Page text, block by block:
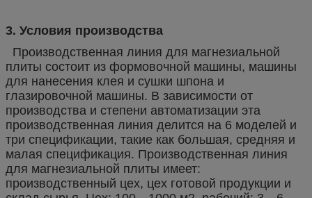
3. Условия производства
Производственная линия для магнезиальной
плиты состоит из формовочной машины, машины
для нанесения клея и сушки шпона и
глазировочной машины. В зависимости от
производства и степени автоматизации эта
производственная линия делится на 6 моделей и
три спецификации, такие как большая, средняя и
малая спецификация. Производственная линия
для магнезиальной плиты имеет:
производственный цех, цех готовой продукции и